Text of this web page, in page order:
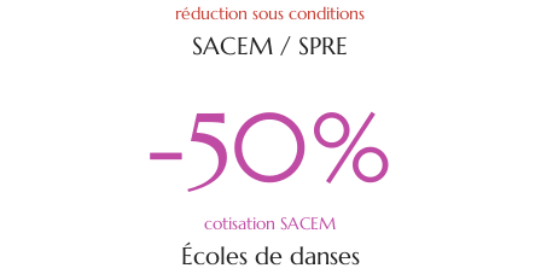
réduction sous conditions
SACEM / SPRE
-50%
cotisation SACEM
Écoles de danses